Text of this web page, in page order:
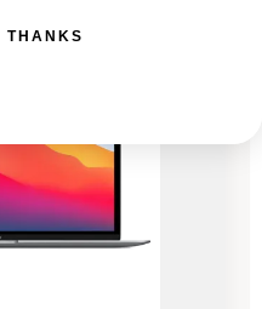
THANKS